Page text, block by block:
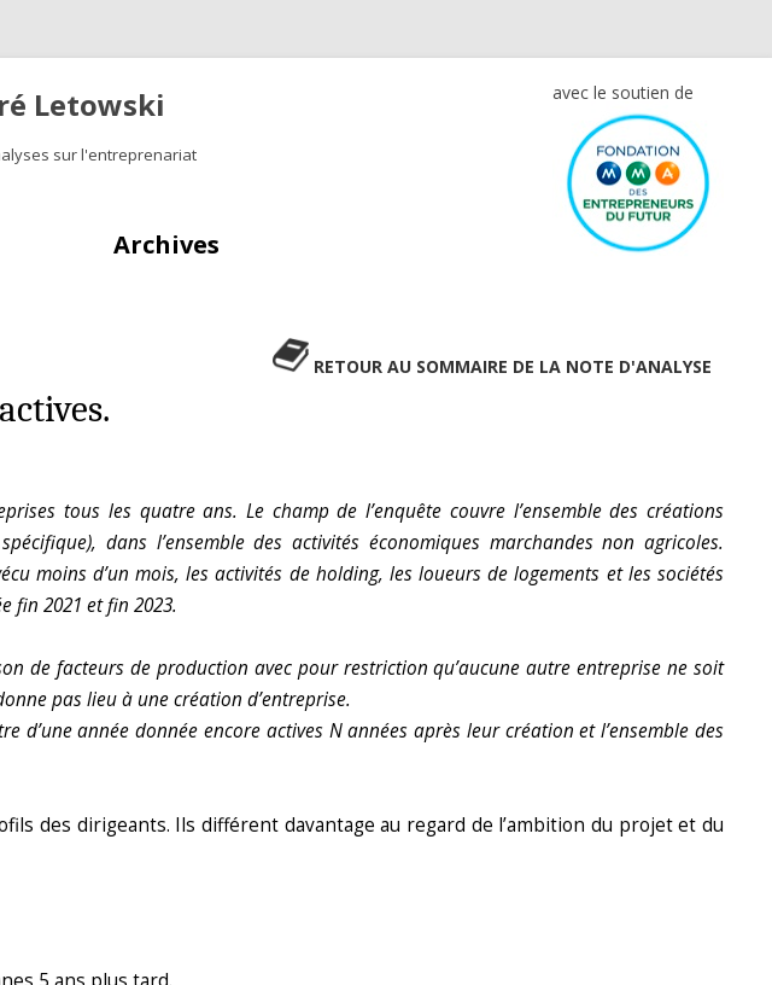
Letowski
sur l'entreprenariat
avec le soutien de
Archives
RETOUR AU SOMMAIRE DE LA NOTE D'ANALYSE
tous les quatre ans. Le champ de l’enquête couvre l’ensemble des créations
dans l’ensemble des activités économiques marchandes non agricoles.
moins d’un mois, les activités de holding, les loueurs de logements et les sociétés
fin 2021 et fin 2023.
de facteurs de production avec pour restriction qu’aucune autre entreprise ne soit
pas lieu à une création d’entreprise.
d’une année donnée encore actives N années après leur création et l’ensemble des
des dirigeants. Ils différent davantage au regard de l’ambition du projet et du